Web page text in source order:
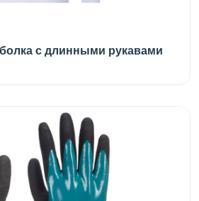
с длинными рукавами